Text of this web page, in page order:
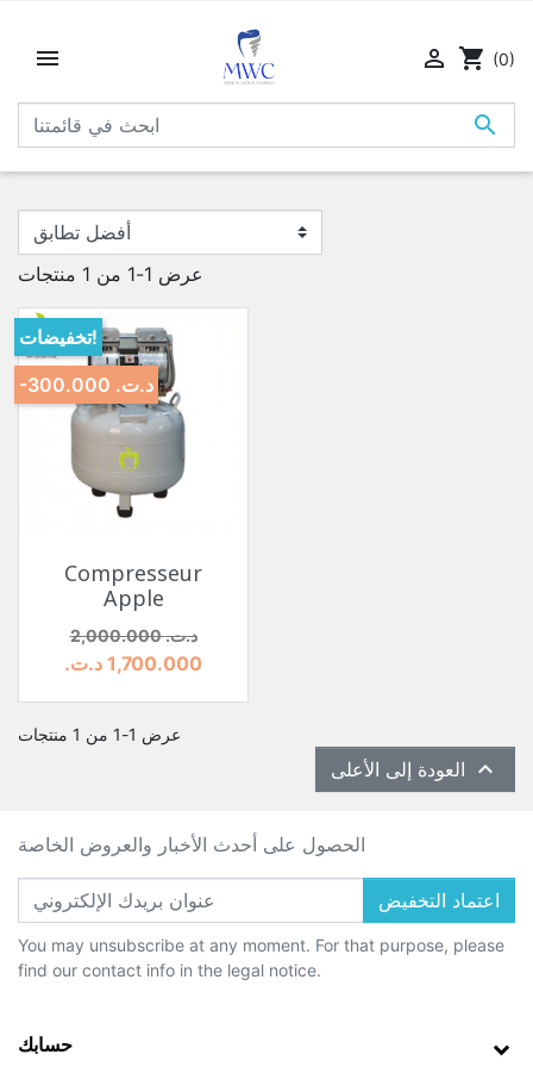


 shopping_cart (0)
عرض 1-1 من 1 منتجات
Compresseur
Apple
السعر الأساسي
2,000.000 د.ت.‏
السعر
1,700.000 د.ت.‏
تخفيضات!
-300.000 د.ت.‏
عرض 1-1 من 1 منتجات

الحصول على أحدث الأخبار والعروض الخاصة
اعتماد التخفيض
You may unsubscribe at any moment. For that purpose, please
find our contact info in the legal notice.
حسابك